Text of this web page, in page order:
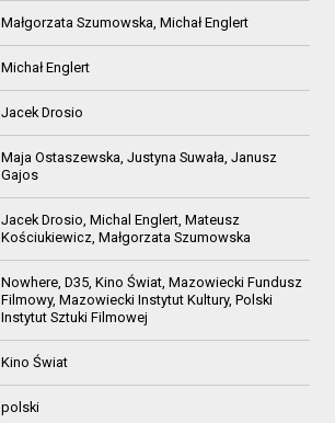
Małgorzata Szumowska, Michał Englert
Michał Englert
Jacek Drosio
Maja Ostaszewska, Justyna Suwała, Janusz
Gajos
Jacek Drosio, Michal Englert, Mateusz
Kościukiewicz, Małgorzata Szumowska
Nowhere, D35, Kino Świat, Mazowiecki Fundusz
Filmowy, Mazowiecki Instytut Kultury, Polski
Instytut Sztuki Filmowej
Kino Świat
polski